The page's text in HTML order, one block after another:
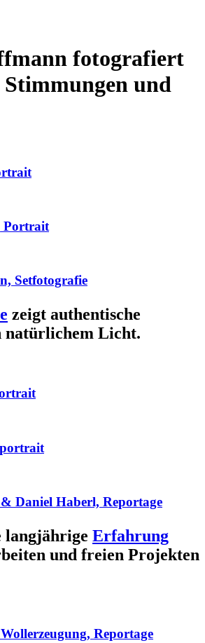
fotografiert
Stimmungen und
Portrait
Setfotografie
zeigt authentische
natürlichem Licht.
Daniel Haberl, Reportage
langjährige Erfahrung
und freien Projekten
Reportage